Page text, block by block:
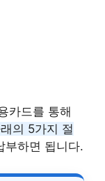
카드를 통해
의 5가지 절
부하면 됩니다.